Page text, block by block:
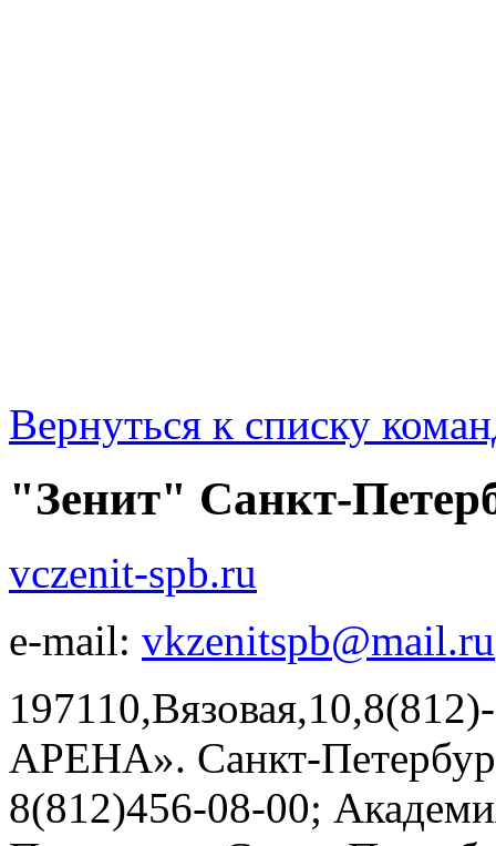
Вернуться к списку
"Зенит" Санкт-
vczenit-spb.ru
e-mail: vkzenitspb@mail.ru
АРЕНА». Санкт-
8(812)456-08-00;